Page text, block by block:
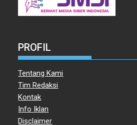
PROFIL
Tentang Kami
Tim Redaksi
Kontak
Info Iklan
Disclaimer